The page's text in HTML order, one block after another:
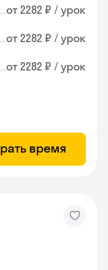
от 2282 ₽ / урок
от 2282 ₽ / урок
от 2282 ₽ / урок
время